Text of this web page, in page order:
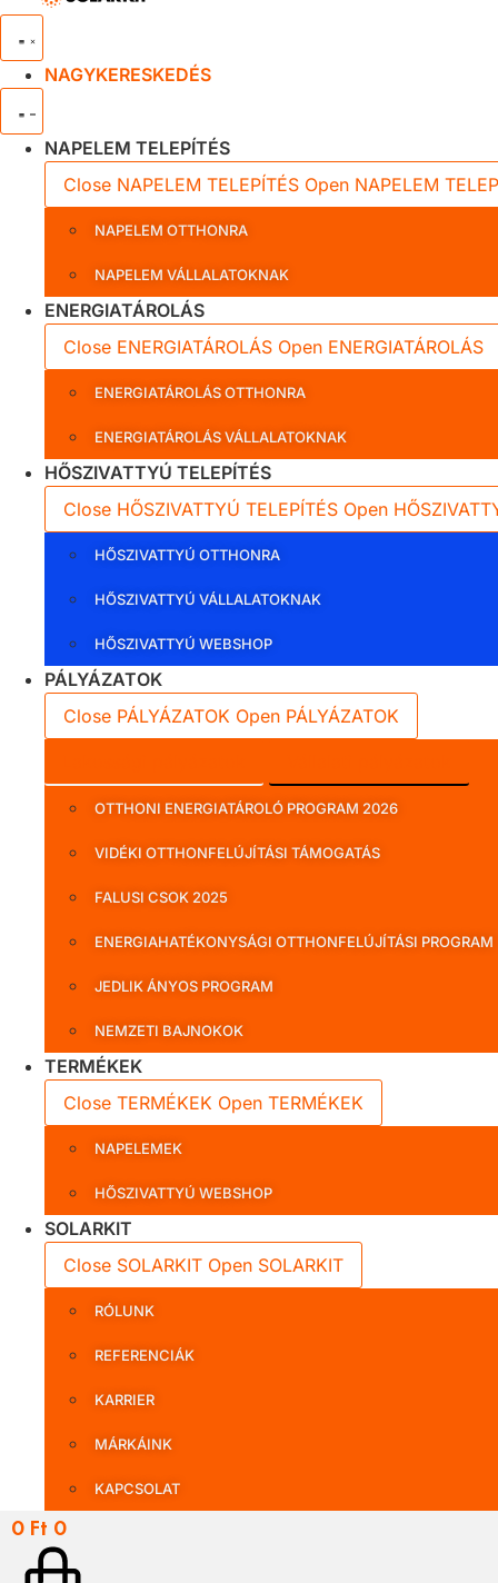
NAGYKERESKEDÉS
NAPELEM TELEPÍTÉS
Close NAPELEM TELEPÍTÉS Open NAPELEM
NAPELEM OTTHONRA
NAPELEM VÁLLALATOKNAK
ENERGIATÁROLÁS
Close ENERGIATÁROLÁS Open ENERGIATÁROLÁS
ENERGIATÁROLÁS OTTHONRA
ENERGIATÁROLÁS VÁLLALATOKNAK
HŐSZIVATTYÚ TELEPÍTÉS
Close HŐSZIVATTYÚ TELEPÍTÉS Open
HŐSZIVATTYÚ OTTHONRA
HŐSZIVATTYÚ VÁLLALATOKNAK
HŐSZIVATTYÚ WEBSHOP
PÁLYÁZATOK
Close PÁLYÁZATOK Open PÁLYÁZATOK
OTTHONI ENERGIATÁROLÓ PROGRAM 2026
VIDÉKI OTTHONFELÚJÍTÁSI TÁMOGATÁS
FALUSI CSOK 2025
ENERGIAHATÉKONYSÁGI OTTHONFELÚJÍTÁSI PROGRAM
JEDLIK ÁNYOS PROGRAM
NEMZETI BAJNOKOK
TERMÉKEK
Close TERMÉKEK Open TERMÉKEK
NAPELEMEK
HŐSZIVATTYÚ WEBSHOP
SOLARKIT
Close SOLARKIT Open SOLARKIT
RÓLUNK
REFERENCIÁK
KARRIER
MÁRKÁINK
KAPCSOLAT
0 Ft 0